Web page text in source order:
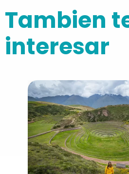
Tambien
interesar